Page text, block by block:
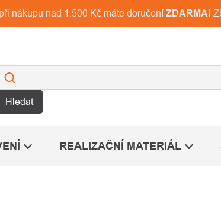
nákupu nad 1.500 Kč máte doručení ZDARMA!
Hledat
REALIZAČNÍ MATERIÁL